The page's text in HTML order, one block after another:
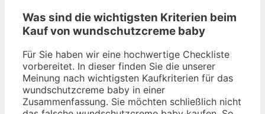
Was sind die wichtigsten Kriterien beim
Kauf von wundschutzcreme baby
Für Sie haben wir eine hochwertige Checkliste
vorbereitet. In dieser finden Sie die unserer
Meinung nach wichtigsten Kaufkriterien für das
wundschutzcreme baby in einer
Zusammenfassung. Sie möchten schließlich nicht